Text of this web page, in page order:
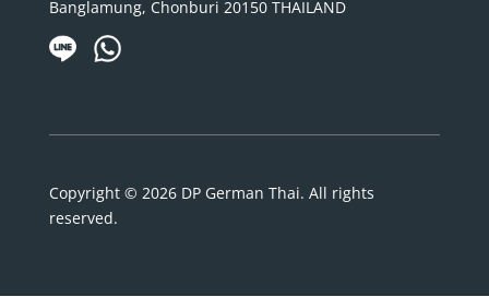
Banglamung, Chonburi 20150 THAILAND
Copyright © 2026 DP German Thai. All rights
reserved.